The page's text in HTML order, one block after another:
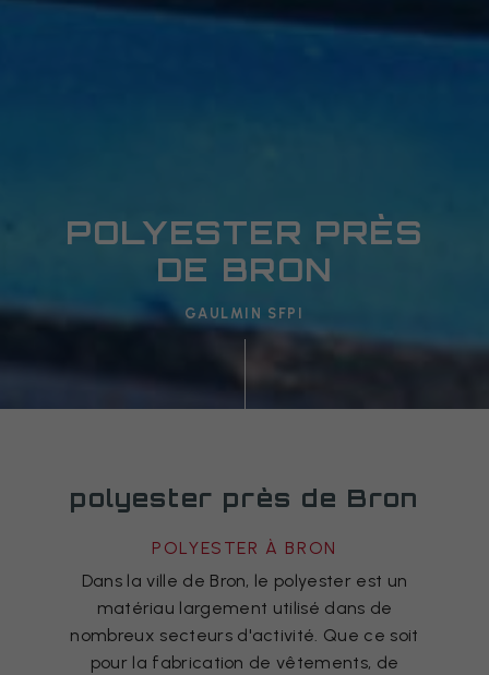
POLYESTER PRÈS
DE BRON
GAULMIN SFPI
polyester près de Bron
POLYESTER À BRON
Dans la ville de Bron, le polyester est un
matériau largement utilisé dans de
nombreux secteurs d'activité. Que ce soit
pour la fabrication de vêtements, de